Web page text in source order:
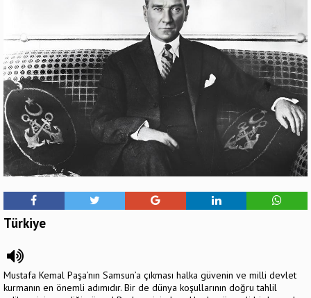
Türkiye
Mustafa Kemal Paşa’nın Samsun’a çıkması halka güvenin ve milli devlet
kurmanın en önemli adımıdır. Bir de dünya koşullarının doğru tahlil